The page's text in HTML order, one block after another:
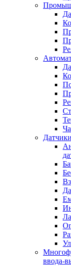
Датчики
ввода-